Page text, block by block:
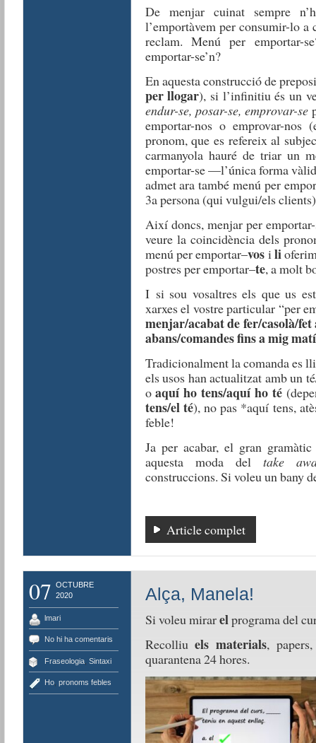
De menjar cuinat sempre
l’emportàvemper consumir-loa
reclam. Menúper emportar-
emportar-se’n?
En aquesta construcció de
per llogar), si l’infinitiu és un
endur-se, posar-se, emprovar-se
emportar-nos oemprovar-nos
pronom, que es refereixal
carmanyola hauréde triarun
emportar-se —l’únicaforma
admet ara també menú per
3a persona (quivulgui/elsclients
Així doncs, menjarper emportar
veurela coincidència dels
menú peremportar–vos ili
postres peremportar–te,amolt
I si sou vosaltres els queus
xarxesel vostreparticular “per
menjar/acabatdefer/casolà/fet
abans/comandes fins a mig
Tradicionalmentlacomandaes
elsusos hanactualitzat ambun t
oaquí ho tens/aquí ho té
tens/el té), no pas *aquí tens,
feble!
Ja per acabar, el gran gramàtic
aquestamodadel take
construccions. Sivoleuunbany
Article complet
07 OCTUBRE
2020
lmari
No hi ha comentaris
Fraseologia, Sintaxi
Ho, pronoms febles
Alça, Manela!
Sivoleumirarelprograma del
Recolliu els materials, papers
quarantena24hores.